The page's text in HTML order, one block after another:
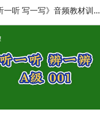
《听一听 写一写》音频教材训练听写统合能力-听觉专注力注意力不集中